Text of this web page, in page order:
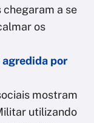
chegaram a se
os
agredida por
mostram
utilizando